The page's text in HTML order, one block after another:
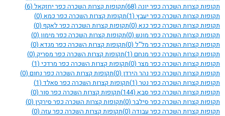
תקופות קצרות השכרה כפר יונה (68) תקופות קצרות השכרה כפר יחזקאל (6)
תקופות קצרות השכרה כפר יעבץ (1) תקופות קצרות השכרה כפר כמא (0)
תקופות קצרות השכרה כפר כנא (0) תקופות קצרות השכרה כפר לאקף (0)
תקופות קצרות השכרה כפר מונש (0) תקופות קצרות השכרה כפר מימון (0)
תקופות קצרות השכרה כפר מל"ל (0) תקופות קצרות השכרה כפר מנדא (0)
תקופות קצרות השכרה כפר מנחם (1) תקופות קצרות השכרה כפר מסריק (0)
תקופות קצרות השכרה כפר מצר (0) תקופות קצרות השכרה כפר מרדכי (1)
תקופות קצרות השכרה כפר נהר הירדן (0) תקופות קצרות השכרה כפר נחום (0)
תקופות קצרות השכרה כפר נטר (1) תקופות קצרות השכרה כפר סאלד (1)
תקופות קצרות השכרה כפר סבא (144) תקופות קצרות השכרה כפר סור (0)
תקופות קצרות השכרה כפר סילבר (0) תקופות קצרות השכרה כפר סירקין (0)
תקופות קצרות השכרה כפר עבודה (0) תקופות קצרות השכרה כפר עזה (0)